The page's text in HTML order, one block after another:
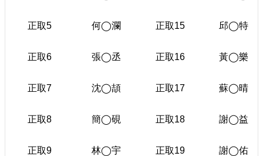
正取5 何◯瀾 正取15 邱◯特
正取6 張◯丞 正取16 黃◯樂
正取7 沈◯頡 正取17 蘇◯晴
正取8 簡◯硯 正取18 謝◯益
正取9 林◯宇 正取19 謝◯佑